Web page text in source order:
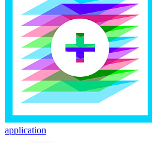
application